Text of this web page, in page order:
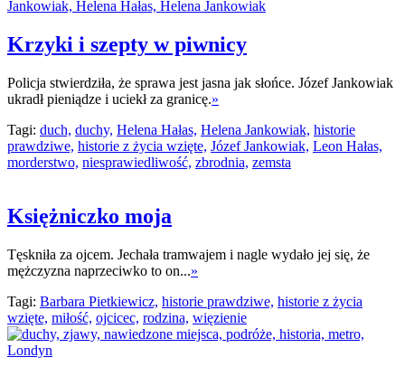
Krzyki i szepty w piwnicy
Policja stwierdziła, że sprawa jest jasna jak słońce. Józef Jankowiak
ukradł pieniądze i uciekł za granicę.»
Tagi: duch, duchy, Helena Hałas, Helena Jankowiak, historie
prawdziwe, historie z życia wzięte, Józef Jankowiak, Leon Hałas,
morderstwo, niesprawiedliwość, zbrodnia, zemsta
Księżniczko moja
Tęskniła za ojcem. Jechała tramwajem i nagle wydało jej się, że
mężczyzna naprzeciwko to on...»
Tagi: Barbara Pietkiewicz, historie prawdziwe, historie z życia
wzięte, miłość, ojcicec, rodzina, więzienie